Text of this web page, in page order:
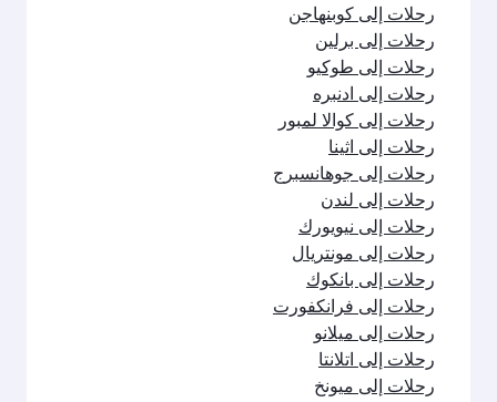
رحلات إلى كوبنهاجن
رحلات إلى برلين
رحلات إلى طوكيو
رحلات إلى ادنبره
رحلات إلى كوالا لمبور
رحلات إلى اثينا
رحلات إلى جوهانسبرج
رحلات إلى لندن
رحلات إلى نيويورك
رحلات إلى مونتريال
رحلات إلى بانكوك
رحلات إلى فرانكفورت
رحلات إلى ميلانو
رحلات إلى اتلانتا
رحلات إلى ميونخ